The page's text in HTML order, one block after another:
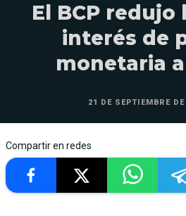
El BCP redujo
interés de
monetaria
21 DE SEPTIEMBRE
Compartir en redes